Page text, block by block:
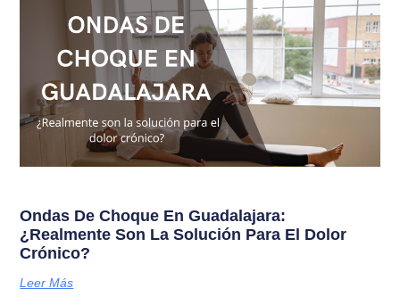
Ondas De Choque En Guadalajara:
¿Realmente Son La Solución Para El Dolor
Crónico?
Leer Más